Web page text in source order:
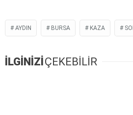
AYDIN BURSA KAZA
İLGİNİZİÇEKEBİLİR